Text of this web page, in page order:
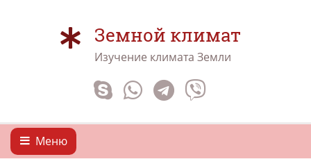
Земной климат
Изучение климата Земли
Меню